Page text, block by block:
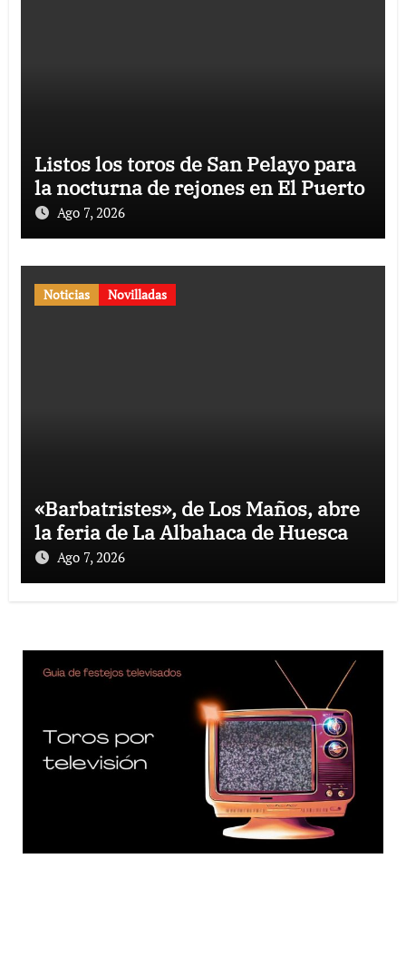
Listos los toros de San Pelayo para
la nocturna de rejones en El Puerto
Ago 7, 2026
Noticias Novilladas
«Barbatristes», de Los Maños, abre
la feria de La Albahaca de Huesca
Ago 7, 2026